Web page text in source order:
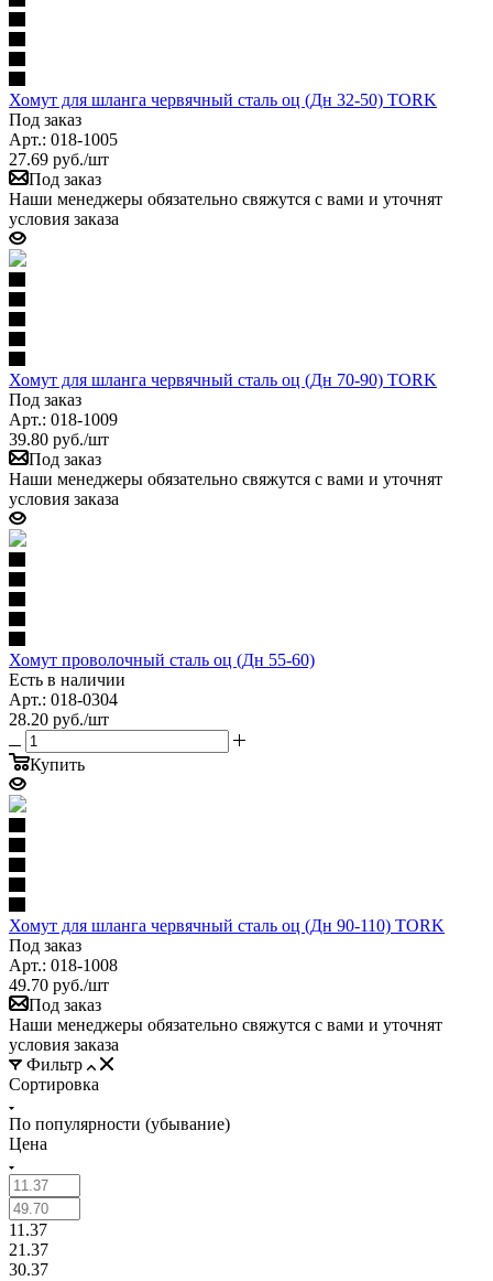
Хомут для шланга червячный сталь оц (Дн 32-50) TORK
Под заказ
Арт.: 018-1005
27.69 руб./шт
Под заказ
Наши менеджеры обязательно свяжутся с вами и уточнят
условия заказа
Хомут для шланга червячный сталь оц (Дн 70-90) TORK
Под заказ
Арт.: 018-1009
39.80 руб./шт
Под заказ
Наши менеджеры обязательно свяжутся с вами и уточнят
условия заказа
Хомут проволочный сталь оц (Дн 55-60)
Есть в наличии
Арт.: 018-0304
28.20 руб./шт
Купить
Хомут для шланга червячный сталь оц (Дн 90-110) TORK
Под заказ
Арт.: 018-1008
49.70 руб./шт
Под заказ
Наши менеджеры обязательно свяжутся с вами и уточнят
условия заказа
Фильтр
Сортировка
По популярности (убывание)
Цена
11.37
21.37
30.37